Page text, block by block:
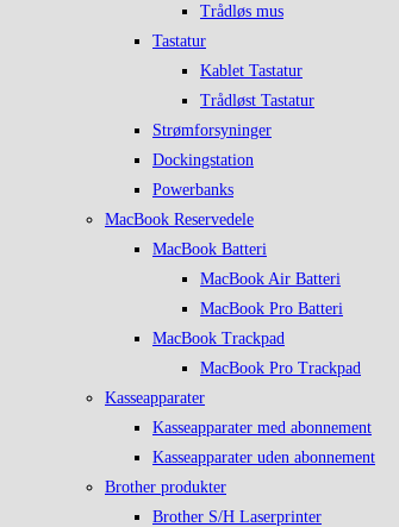
Trådløs mus
Tastatur
Kablet Tastatur
Trådløst Tastatur
Strømforsyninger
Dockingstation
Powerbanks
MacBook Reservedele
MacBook Batteri
MacBook Air Batteri
MacBook Pro Batteri
MacBook Trackpad
MacBook Pro Trackpad
Kasseapparater
Kasseapparater med abonnement
Kasseapparater uden abonnement
Brother produkter
Brother S/H Laserprinter